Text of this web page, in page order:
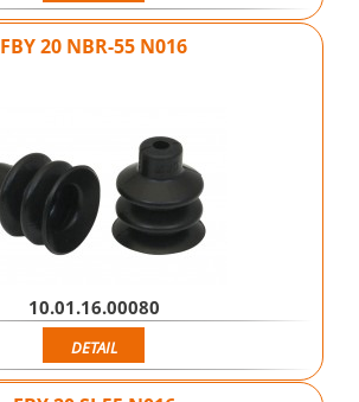
FBY 20 NBR-55 N016
10.01.16.00080
DETAIL